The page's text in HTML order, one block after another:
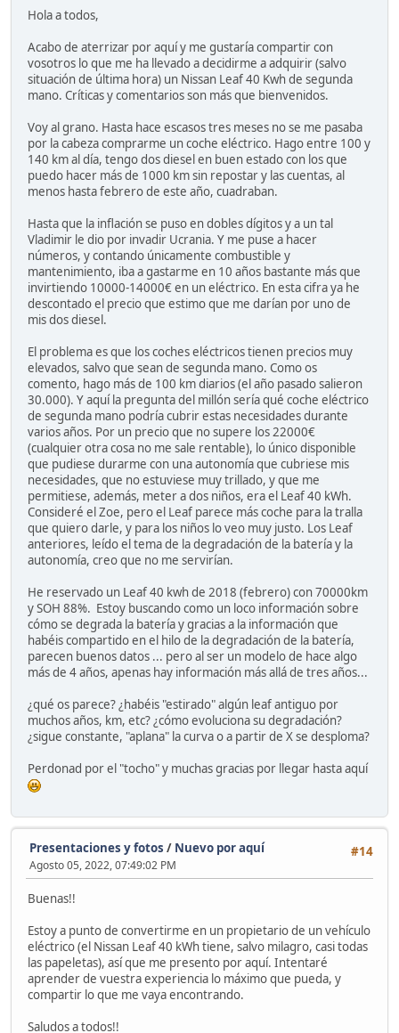
Hola a todos,
Acabo de aterrizar por aquí y me gustaría compartir con
vosotros lo que me ha llevado a decidirme a adquirir (salvo
situación de última hora) un Nissan Leaf 40 Kwh de segunda
mano. Críticas y comentarios son más que bienvenidos.
Voy al grano. Hasta hace escasos tres meses no se me pasaba
por la cabeza comprarme un coche eléctrico. Hago entre 100 y
140 km al día, tengo dos diesel en buen estado con los que
puedo hacer más de 1000 km sin repostar y las cuentas, al
menos hasta febrero de este año, cuadraban.
Hasta que la inflación se puso en dobles dígitos y a un tal
Vladimir le dio por invadir Ucrania. Y me puse a hacer
números, y contando únicamente combustible y
mantenimiento, iba a gastarme en 10 años bastante más que
invirtiendo 10000-14000€ en un eléctrico. En esta cifra ya he
descontado el precio que estimo que me darían por uno de
mis dos diesel.
El problema es que los coches eléctricos tienen precios muy
elevados, salvo que sean de segunda mano. Como os
comento, hago más de 100 km diarios (el año pasado salieron
30.000). Y aquí la pregunta del millón sería qué coche eléctrico
de segunda mano podría cubrir estas necesidades durante
varios años. Por un precio que no supere los 22000€
(cualquier otra cosa no me sale rentable), lo único disponible
que pudiese durarme con una autonomía que cubriese mis
necesidades, que no estuviese muy trillado, y que me
permitiese, además, meter a dos niños, era el Leaf 40 kWh.
Consideré el Zoe, pero el Leaf parece más coche para la tralla
que quiero darle, y para los niños lo veo muy justo. Los Leaf
anteriores, leído el tema de la degradación de la batería y la
autonomía, creo que no me servirían.
He reservado un Leaf 40 kwh de 2018 (febrero) con 70000km
y SOH 88%. Estoy buscando como un loco información sobre
cómo se degrada la batería y gracias a la información que
habéis compartido en el hilo de la degradación de la batería,
parecen buenos datos ... pero al ser un modelo de hace algo
más de 4 años, apenas hay información más allá de tres años...
¿qué os parece? ¿habéis "estirado" algún leaf antiguo por
muchos años, km, etc? ¿cómo evoluciona su degradación?
¿sigue constante, "aplana" la curva o a partir de X se desploma?
Perdonad por el "tocho" y muchas gracias por llegar hasta aquí
#14
Presentaciones y fotos / Nuevo por aquí
Agosto 05, 2022, 07:49:02 PM
Buenas!!
Estoy a punto de convertirme en un propietario de un vehículo
eléctrico (el Nissan Leaf 40 kWh tiene, salvo milagro, casi todas
las papeletas), así que me presento por aquí. Intentaré
aprender de vuestra experiencia lo máximo que pueda, y
compartir lo que me vaya encontrando.
Saludos a todos!!